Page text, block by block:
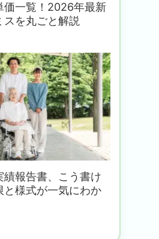
価一覧！2026年最新
スを丸ごと解説
報告書、こう書け
と様式が一気にわか